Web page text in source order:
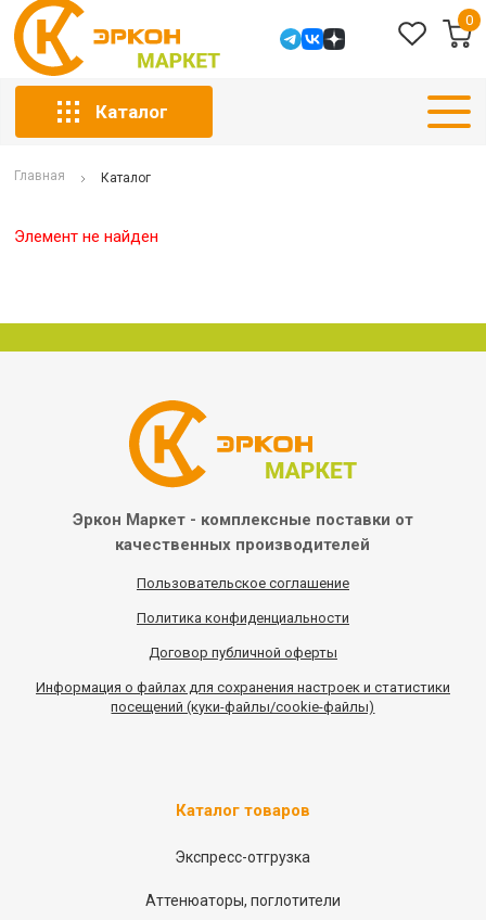
0
Каталог
Главная Каталог
Элемент не найден
Эркон Маркет - комплексные поставки от
качественных производителей
Пользовательское соглашение
Политика конфиденциальности
Договор публичной оферты
Информация о файлах для сохранения настроек и статистики
посещений (куки-файлы/cookie-файлы)
Каталог товаров
Экспресс-отгрузка
Аттенюаторы, поглотители